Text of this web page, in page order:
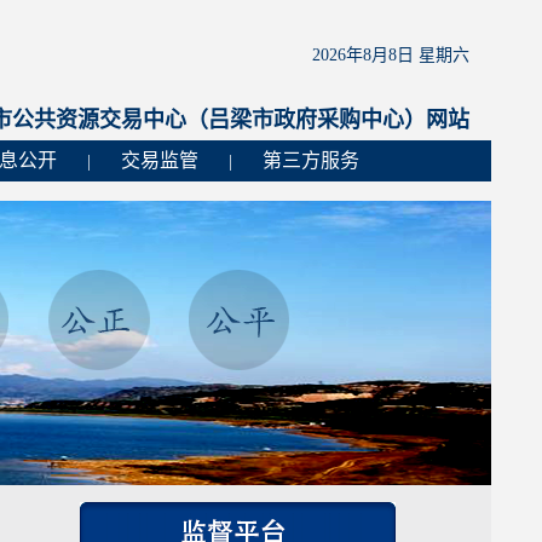
2026年8月8日 星期六
公共资源交易中心（吕梁市政府采购中心）网站
公开 交易监管 第三方服务